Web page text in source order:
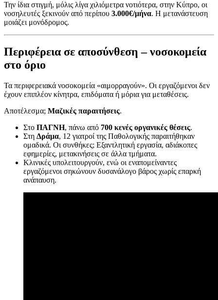
Την ίδια στιγμή, μόλις λίγα χιλιόμετρα νοτιότερα, στην Κύπρο, οι
νοσηλευτές ξεκινούν από περίπου 3.000€/μήνα. Η μετανάστευση
μοιάζει μονόδρομος.
Περιφέρεια σε αποσύνθεση – νοσοκομεία
στο όριο
Τα περιφερειακά νοσοκομεία «αιμορραγούν». Οι εργαζόμενοι δεν
έχουν επιπλέον κίνητρα, επιδόματα ή μόρια για μεταθέσεις.
Αποτέλεσμα; Μαζικές παραιτήσεις.
Στο ΠΑΓΝΗ, πάνω από 700 κενές οργανικές θέσεις.
Στη Δράμα, 12 γιατροί της Παθολογικής παραιτήθηκαν
ομαδικά. Οι συνθήκες; Εξαντλητική εργασία, αδιάκοπες
εφημερίες, μετακινήσεις σε άλλα τμήματα.
Κλινικές υπολειτουργούν, ενώ οι εναπομείναντες
εργαζόμενοι σηκώνουν δυσανάλογο βάρος χωρίς επαρκή
ανάπαυση.